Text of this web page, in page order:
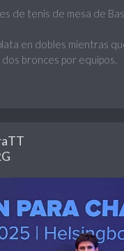
de tenis de mesa de
en dobles mientras
bronces por equipos.